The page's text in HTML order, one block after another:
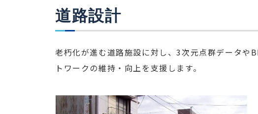
道路設計
老朽化が進む道路施設に対し、3次元点群データや
トワークの維持・向上を支援します。